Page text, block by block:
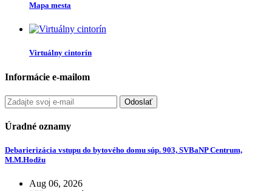
Mapa mesta
Virtuálny cintorín
Informácie e-mailom
Odoslať
Úradné oznamy
Debarierizácia vstupu do bytového domu súp. 903, SVBaNP Centrum,
M.M.Hodžu
Aug 06, 2026